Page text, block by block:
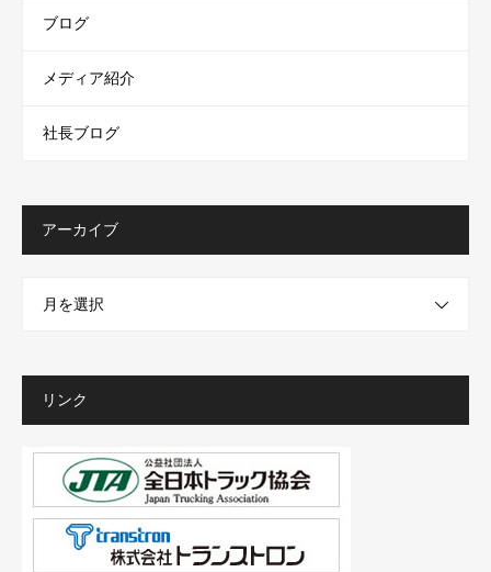
ブログ
メディア紹介
社長ブログ
アーカイブ
月を選択
リンク